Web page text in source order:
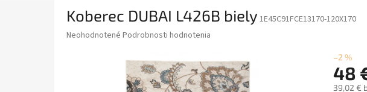
Koberec DUBAI L426B biely 1E45C91FCE13170-120X170
Priemerné
Neohodnotené Podrobnosti hodnotenia
–2 %
48
39,02 €